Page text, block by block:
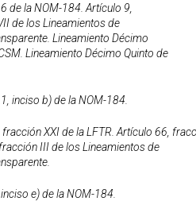
de la NOM-184. Artículo 9,
de los Lineamientos de
Lineamiento Décimo
Lineamiento Décimo Quinto de
inciso b) de la NOM-184.
XXI de la LFTR. Artículo 66,
III de los Lineamientos de
e) de la NOM-184.